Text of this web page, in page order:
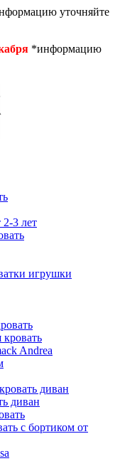
уточняйте
*информацию
2-3 лет
игрушки
кровать
Andrea
диван
диван
с бортиком от